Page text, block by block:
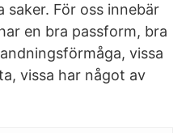
saker. För oss innebär
en bra passform, bra
vissa
vissa har något av